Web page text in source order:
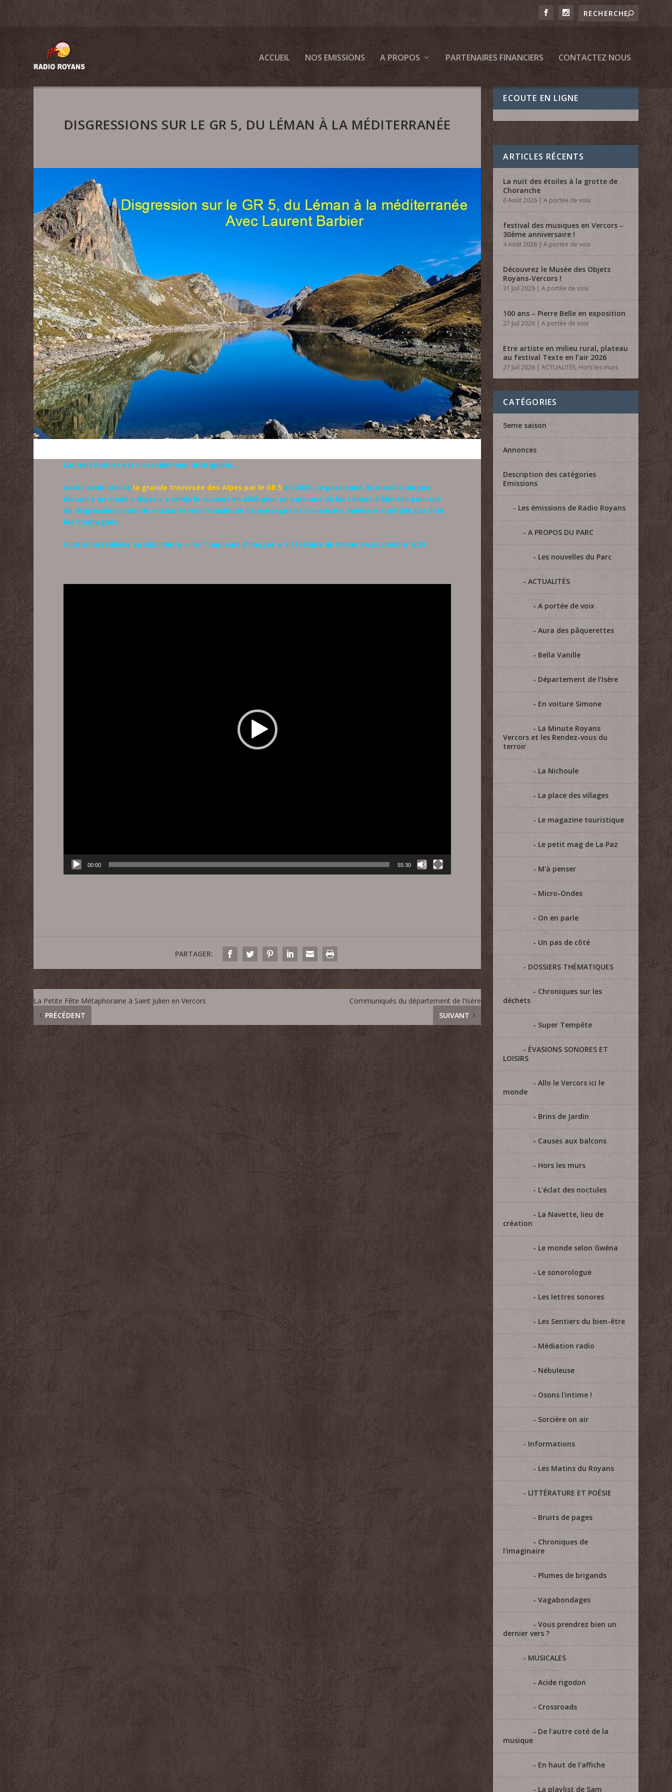
ACCUEIL NOS EMISSIONS A PROPOS PARTENAIRES FINANCIERS CONTACTEZ NOUS
DISGRESSIONS SUR LE GR 5, DU LÉMAN À LA MÉDITERRANÉE
Laurent Barbier est un randonneur infatigable…
Après avoir réalisé la grande traversée des Alpes par le GR 5 en 2023, ce passionné de marche longue
distance en mode « léger » a remis le couvert en 2025 pour un parcours du lac Léman à Menton ponctué
de disgressions pour un enchantement maximum de paysages et d’aventure. Suivez son périple par delà
les montagnes.
Captation réalisée au club photo « les Traqueurs d’images » à St Hilaire du Rosier en novembre 2025
00:00 55:30
PARTAGER:
La Petite Fête Métaphoraine à Saint Julien en Vercors
PRÉCÉDENT
Communiqués du département de l’Isère
SUIVANT
ECOUTE EN LIGNE
ARTICLES RÉCENTS
La nuit des étoiles à la grotte de
Choranche
6 Août 2026 |A portée de voix
festival des musiques en Vercors –
30ème anniversaire !
4 Août 2026 |A portée de voix
Découvrez le Musée des Objets
Royans-Vercors !
31 Juil 2026 |A portée de voix
100 ans – Pierre Belle en exposition
27 Juil 2026 |A portée de voix
Etre artiste en milieu rural, plateau
au festival Texte en l’air 2026
27 Juil 2026 |ACTUALITÉS, Hors les murs
CATÉGORIES
5eme saison
Annonces
Description des catégories
Emissions
Les émissions de Radio Royans
A PROPOS DU PARC
Les nouvelles du Parc
ACTUALITÉS
A portée de voix
Aura des pâquerettes
Bella Vanille
Département de l'Isère
En voiture Simone
La Minute Royans
Vercors et les Rendez-vous du
terroir
La Nichoule
La place des villages
Le magazine touristique
Le petit mag de La Paz
M'à penser
Micro-Ondes
On en parle
Un pas de côté
DOSSIERS THÉMATIQUES
Chroniques sur les
déchets
Super Tempête
ÉVASIONS SONORES ET
LOISIRS
Allo le Vercors ici le
monde
Brins de Jardin
Causes aux balcons
Hors les murs
L'éclat des noctules
La Navette, lieu de
création
Le monde selon Gwéna
Le sonorologue
Les lettres sonores
Les Sentiers du bien-être
Médiation radio
Nébuleuse
Osons l'intime !
Sorcière on air
Informations
Les Matins du Royans
LITTÉRATURE ET POÉSIE
Bruits de pages
Chroniques de
l'imaginaire
Plumes de brigands
Vagabondages
Vous prendrez bien un
dernier vers ?
MUSICALES
Acide rigodon
Crossroads
De l'autre coté de la
musique
En haut de l'affiche
La playlist de Sam